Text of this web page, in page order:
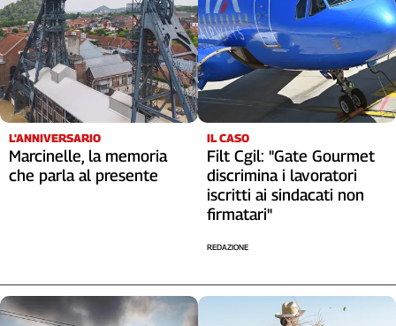
Liguria
Lombardia
Marche
Piemonte
Puglia
Sardegna
Sicilia
Toscana
Veneto
L'ANNIVERSARIO
Marcinelle, la memoria
che parla al presente
IL CASO
Filt Cgil: "Gate Gourmet
discrimina i lavoratori
iscritti ai sindacati non
firmatari"
REDAZIONE